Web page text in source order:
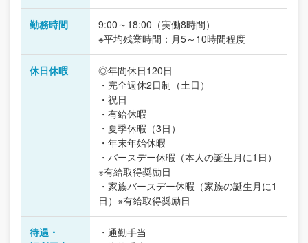
勤務時間
9:00～18:00（実働8時間）
※平均残業時間：月5～10時間程度
休日休暇
◎年間休日120日
・完全週休2日制（土日）
・祝日
・有給休暇
・夏季休暇（3日）
・年末年始休暇
・バースデー休暇（本人の誕生月に1日）
※有給取得奨励日
・家族バースデー休暇（家族の誕生月に1
日）※有給取得奨励日
待遇・
・通勤手当